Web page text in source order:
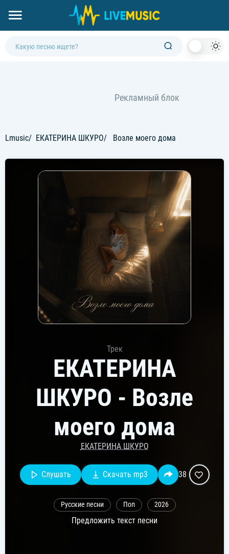
Lmusic ЕКАТЕРИНА ШКУРО Возле моего дома
Трек
ЕКАТЕРИНА
ШКУРО - Возле
моего дома
ЕКАТЕРИНА ШКУРО
Слушать Скачать mp3 38
Русские песни Поп 2026
Предложить текст песни